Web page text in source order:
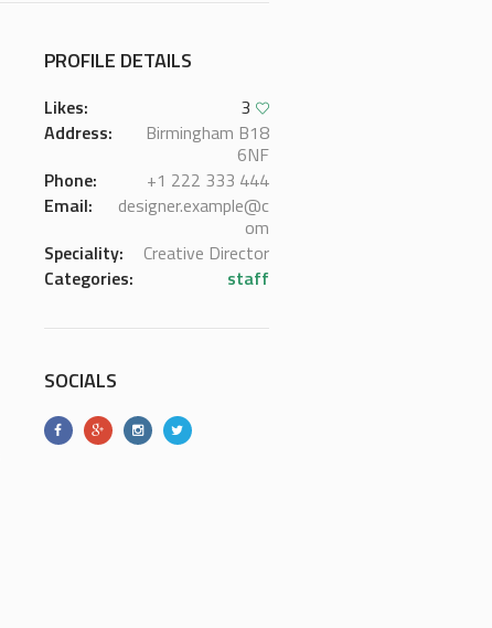
PROFILE DETAILS
Likes:
3
Address:
Birmingham B18
6NF
Phone:
+1 222 333 444
Email:
designer.example@c
om
Speciality:
Creative Director
Categories:
staff
SOCIALS